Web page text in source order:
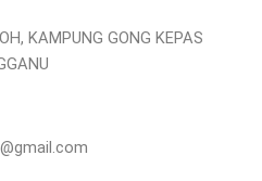
KAMPUNG GONG KEPAS